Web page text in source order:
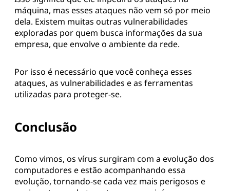
máquina, mas esses ataques não vem só por meio
dela. Existem muitas outras vulnerabilidades
exploradas por quem busca informações da sua
empresa, que envolve o ambiente da rede.
Por isso é necessário que você conheça esses
ataques, as vulnerabilidades e as ferramentas
utilizadas para proteger-se.
Conclusão
Como vimos, os vírus surgiram com a evolução dos
computadores e estão acompanhando essa
evolução, tornando-se cada vez mais perigosos e